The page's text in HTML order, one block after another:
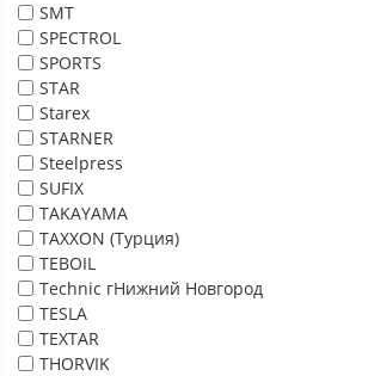
SMT
SPECTROL
SPORTS
STAR
Starex
STARNER
Steelpress
SUFIX
TAKAYAMA
TAXXON (Турция)
TEBOIL
Technic гНижний Новгород
TESLA
TEXTAR
THORVIK